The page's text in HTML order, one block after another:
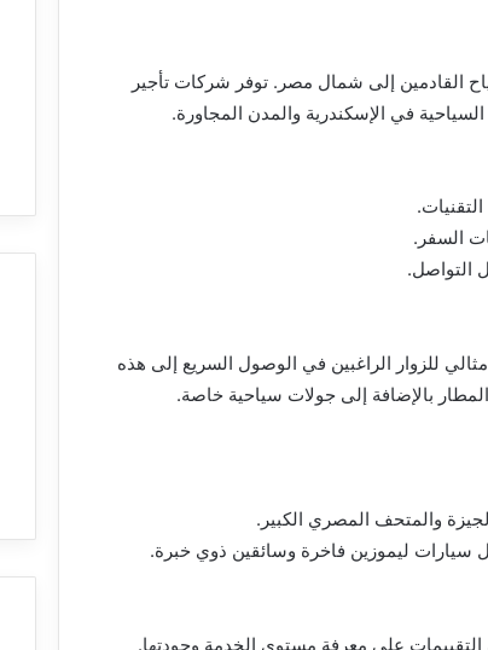
القادمين إلى شمال مصر. توفر شركات تأجير
في الإسكندرية والمدن المجاورة.
التواصل.
للزوار الراغبين في الوصول السريع إلى هذه
بالإضافة إلى جولات سياحية خاصة.
والمتحف المصري الكبير.
ليموزين فاخرة وسائقين ذوي خبرة.
على معرفة مستوى الخدمة وجودتها.